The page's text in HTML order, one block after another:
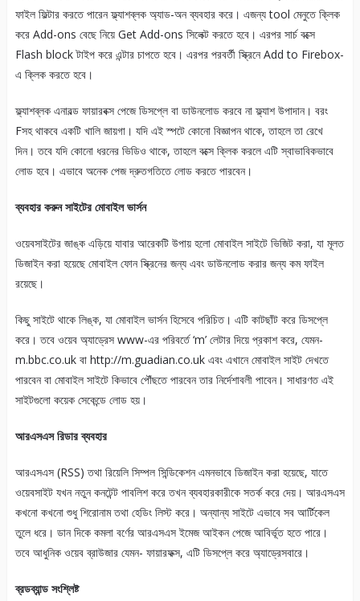
ফাইল ফিল্টার করতে পারেন ফ্ল্যাশব্লক অ্যাড-অন ব্যবহার করে। এজন্য tool মেনুতে ক্লিক
করে Add-ons বেছে নিয়ে Get Add-ons সিলেক্ট করতে হবে। এরপর সার্চ বক্সে
Flash block টাইপ করে এন্টার চাপতে হবে। এরপর পরবর্তী স্ক্রিনে Add to Firebox-
এ ক্লিক করতে হবে।
ফ্ল্যাশব্লক এনাবল্ড ফায়ারবক্স পেজে ডিসপ্লে বা ডাউনলোড করবে না ফ্ল্যাশ উপাদান। বরং
Fসহ থাকবে একটি খালি জায়গা। যদি এই স্পটে কোনো বিজ্ঞাপন থাকে, তাহলে তা রেখে
দিন। তবে যদি কোনো ধরনের ভিডিও থাকে, তাহলে বক্সে ক্লিক করলে এটি স্বাভাবিকভাবে
লোড হবে। এভাবে অনেক পেজ দ্রুতগতিতে লোড করতে পারবেন।
ব্যবহার করুন সাইটের মোবাইল ভার্সন
ওয়েবসাইটের জাঙ্ক এড়িয়ে যাবার আরেকটি উপায় হলো মোবাইল সাইটে ভিজিট করা, যা মূলত
ডিজাইন করা হয়েছে মোবাইল ফোন স্ক্রিনের জন্য এবং ডাউনলোড করার জন্য কম ফাইল
রয়েছে।
কিছু সাইটে থাকে লিঙ্ক, যা মোবাইল ভার্সন হিসেবে পরিচিত। এটি কাটছাঁট করে ডিসপ্লে
করে। তবে ওয়েব অ্যাড্রেস www-এর পরিবর্তে ‘m’ লেটার দিয়ে প্রকাশ করে, যেমন-
m.bbc.co.uk বা http://m.guadian.co.uk এবং এখানে মোবাইল সাইট দেখতে
পারবেন বা মোবাইল সাইটে কিভাবে পৌঁছতে পারবেন তার নির্দেশাবলী পাবেন। সাধারণত এই
সাইটগুলো কয়েক সেকেন্ডে লোড হয়।
আরএসএস রিডার ব্যবহার
আরএসএস (RSS) তথা রিয়েলি সিম্পল সিন্ডিকেশন এমনভাবে ডিজাইন করা হয়েছে, যাতে
ওয়েবসাইট যখন নতুন কনটেন্ট পাবলিশ করে তখন ব্যবহারকারীকে সতর্ক করে দেয়। আরএসএস
কখনো কখনো শুধু শিরোনাম তথা হেডিং লিস্ট করে। অন্যান্য সাইটে এভাবে সব আর্টিকেল
তুলে ধরে। ডান দিকে কমলা বর্ণের আরএসএস ইমেজ আইকন পেজে আবির্ভূত হতে পারে।
তবে আধুনিক ওয়েব ব্রাউজার যেমন- ফায়ারফক্স, এটি ডিসপ্লে করে অ্যাড্রেসবারে।
ব্রডব্যান্ড সংশ্লিষ্ট